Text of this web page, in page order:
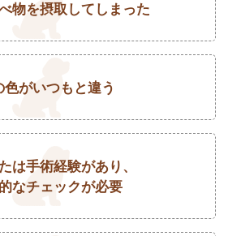
物を摂取してしまった
色がいつもと違う
は手術経験があり、
なチェックが必要